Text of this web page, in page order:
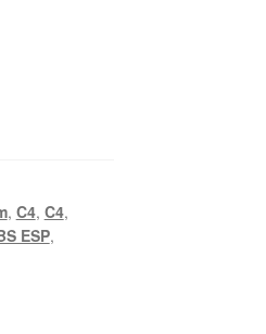
, C4, C4,
ESP,